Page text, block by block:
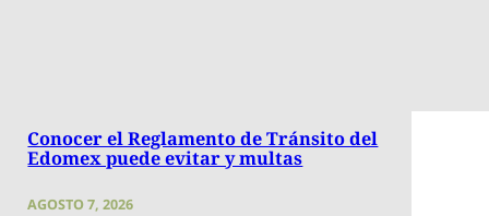
Conocer el Reglamento de Tránsito del
Edomex puede evitar y multas
AGOSTO 7, 2026